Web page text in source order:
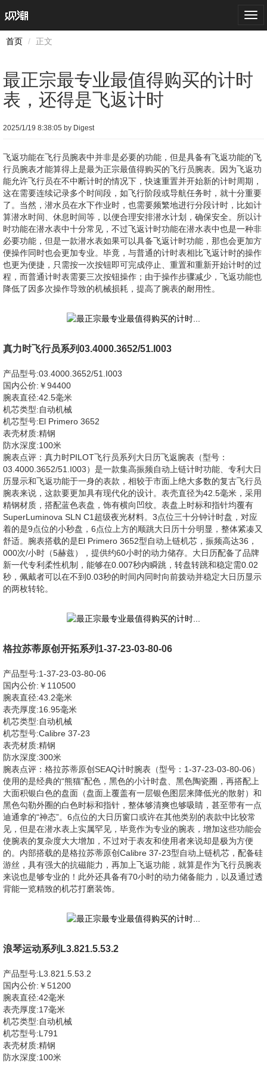
首页
正文
最正宗最专业最值得购买的计时
表，还得是飞返计时
2025/1/19 8:38:05 by Digest
飞返功能在飞行员腕表中并非是必要的功能，但是具备有飞返功能的飞
行员腕表才能算得上是最为正宗最值得购买的飞行员腕表。因为飞返功
能允许飞行员在不中断计时的情况下，快速重置并开始新的计时周期，
这在需要连续记录多个时间段，如飞行阶段或导航任务时，就十分重要
了。当然，潜水员在水下作业时，也需要频繁地进行分段计时，比如计
算潜水时间、休息时间等，以便合理安排潜水计划，确保安全。所以计
时功能在潜水表中十分常见，不过飞返计时功能在潜水表中也是一种非
必要功能，但是一款潜水表如果可以具备飞返计时功能，那也会更加方
便操作同时也会更加专业。毕竟，与普通的计时表相比飞返计时的操作
也更为便捷，只需按一次按钮即可完成停止、重置和重新开始计时的过
程，而普通计时表需要三次按钮操作；由于操作步骤减少，飞返功能也
降低了因多次操作导致的机械损耗，提高了腕表的耐用性。
真力时飞行员系列03.4000.3652/51.I003
产品型号:03.4000.3652/51.I003
国内公价:￥94400
腕表直径:42.5毫米
机芯类型:自动机械
机芯型号:El Primero 3652
表壳材质:精钢
防水深度:100米
腕表点评：真力时PILOT飞行员系列大日历飞返腕表（型号：
03.4000.3652/51.I003）是一款集高振频自动上链计时功能、专利大日
历显示和飞返功能于一身的表款，相较于市面上绝大多数的复古飞行员
腕表来说，这款要更加具有现代化的设计。表壳直径为42.5毫米，采用
精钢材质，搭配蓝色表盘，饰有横向凹纹。表盘上时标和指针均覆有
SuperLuminova SLN C1超级夜光材料。3点位三十分钟计时盘，对应
着的是9点位的小秒盘，6点位上方的顺跳大日历十分明显，整体紧凑又
舒适。腕表搭载的是El Primero 3652型自动上链机芯，振频高达36，
000次/小时（5赫兹），提供约60小时的动力储存。大日历配备了品牌
新一代专利柔性机制，能够在0.007秒内瞬跳，转盘转跳和稳定需0.02
秒，佩戴者可以在不到0.03秒的时间内同时向前拨动并稳定大日历显示
的两枚转轮。
格拉苏蒂原创开拓系列1-37-23-03-80-06
产品型号:1-37-23-03-80-06
国内公价:￥110500
腕表直径:43.2毫米
表壳厚度:16.95毫米
机芯类型:自动机械
机芯型号:Calibre 37-23
表壳材质:精钢
防水深度:300米
腕表点评：格拉苏蒂原创SEAQ计时腕表（型号：1-37-23-03-80-06）
使用的是经典的“熊猫”配色，黑色的小计时盘、黑色陶瓷圈，再搭配上
大面积银白色的盘面（盘面上覆盖有一层银色图层来降低光的散射）和
黑色勾勒外圈的白色时标和指针，整体够清爽也够吸睛，甚至带有一点
迪通拿的“神态”。6点位的大日历窗口或许在其他类别的表款中比较常
见，但是在潜水表上实属罕见，毕竟作为专业的腕表，增加这些功能会
使腕表的复杂度大大增加，不过对于表友和使用者来说却是极为方便
的。内部搭载的是格拉苏蒂原创Calibre 37-23型自动上链机芯，配备硅
游丝，具有强大的抗磁能力，再加上飞返功能，就算是作为飞行员腕表
来说也是够专业的！此外还具备有70小时的动力储备能力，以及通过透
背能一览精致的机芯打磨装饰。
浪琴运动系列L3.821.5.53.2
产品型号:L3.821.5.53.2
国内公价:￥51200
腕表直径:42毫米
表壳厚度:17毫米
机芯类型:自动机械
机芯型号:L791
表壳材质:精钢
防水深度:100米